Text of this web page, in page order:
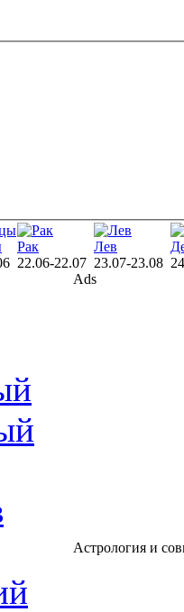
Рак
22.06-22.07
Лев
23.07-23.08
Ads
Астрология и